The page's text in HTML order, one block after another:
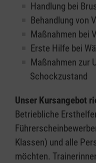
Handlung bei
Behandlung von
Maßnahmen bei
Erste Hilfe bei
Maßnahmen zur
Schockzustand
Unser Kursangebot
Betriebliche
Klassen) und alle
möchten.